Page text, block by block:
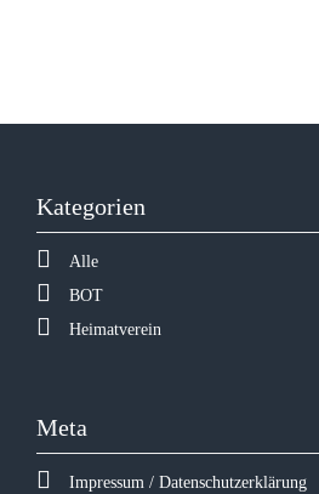
Kategorien
Alle
BOT
Heimatverein
Meta
Impressum / Datenschutzerklärung